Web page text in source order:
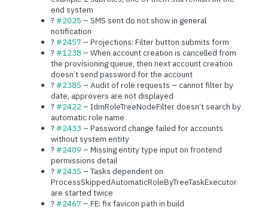
end system
?#2025 – SMS sent do not show in general
notification
?#2457 – Projections: Filter button submits form
?#1238 – When account creation is cancelled from
the provisioning queue, then next account creation
doesn’t send password for the account
?#2385 – Audit of role requests – cannot filter by
date, approvers are not displayed
?#2422– IdmRoleTreeNodeFilter doesn’t search by
automatic role name
?#2433 – Password change failed for accounts
without system entity
?#2409 – Missing entity type input on frontend
permissions detail
?#2435 – Tasks dependent on
ProcessSkippedAutomaticRoleByTreeTaskExecutor
are started twice
?#2467 – FE: fix favicon path in build